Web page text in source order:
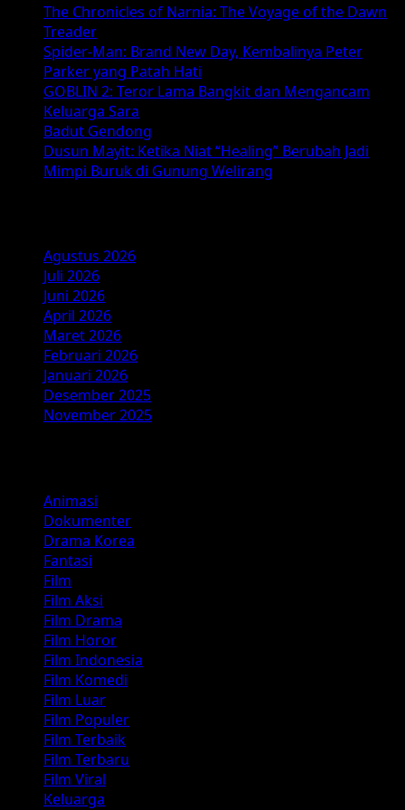
Day
Film
Spider-
Man
2026
The Chronicles of Narnia: The Voyage of the Dawn
Treader
Spider-Man: Brand New Day, Kembalinya Peter
Parker yang Patah Hati
GOBLIN 2: Teror Lama Bangkit dan Mengancam
Keluarga Sara
Badut Gendong
Dusun Mayit: Ketika Niat “Healing” Berubah Jadi
Mimpi Buruk di Gunung Welirang
Agustus 2026
Juli 2026
Juni 2026
April 2026
Maret 2026
Februari 2026
Januari 2026
Desember 2025
November 2025
Animasi
Dokumenter
Drama Korea
Fantasi
Film
Film Aksi
Film Drama
Film Horor
Film Indonesia
Film Komedi
Film Luar
Film Populer
Film Terbaik
Film Terbaru
Film Viral
Keluarga